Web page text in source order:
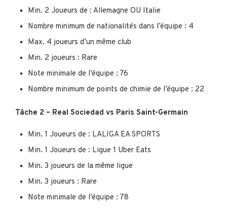
Min. 2 Joueurs de : Allemagne OU Italie
Nombre minimum de nationalités dans l’équipe : 4
Max. 4 joueurs d’un même club
Min. 2 joueurs : Rare
Note minimale de l’équipe : 76
Nombre minimum de points de chimie de l’équipe : 22
Tâche 2 – Real Sociedad vs Paris Saint-Germain
Min. 1 Joueurs de : LALIGA EA SPORTS
Min. 1 Joueurs de : Ligue 1 Uber Eats
Min. 3 joueurs de la même ligue
Min. 3 joueurs : Rare
Note minimale de l’équipe : 78